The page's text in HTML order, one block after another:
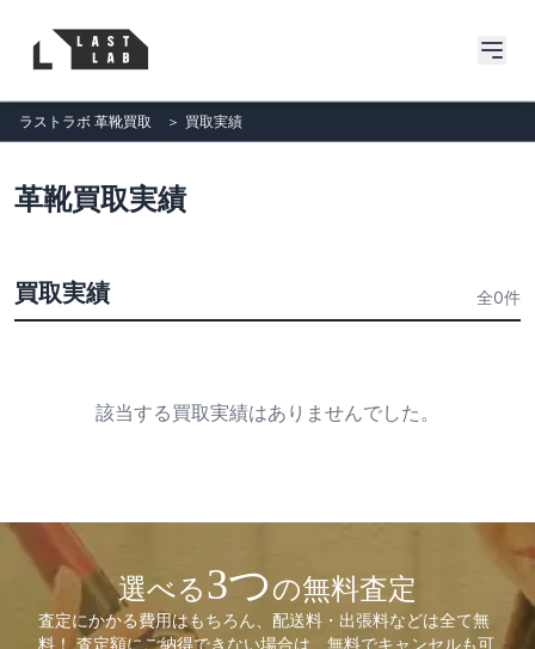
ラストラボ 革靴買取 ＞ 買取実績
革靴買取実績
買取実績 全0件
該当する買取実績はありませんでした。
選べる3つの無料査定
査定にかかる費用はもちろん、配送料・出張料などは全て無
料！ 査定額にご納得できない場合は、無料でキャンセルも可